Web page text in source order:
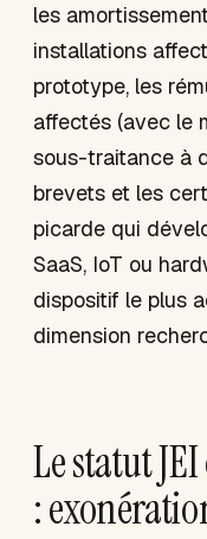
les
installations
prototype, les
affectés (avec le
sous-traitance à
brevets et les
picarde qui
SaaS, IoT ou
dispositif le plus
dimension
Le statut
: